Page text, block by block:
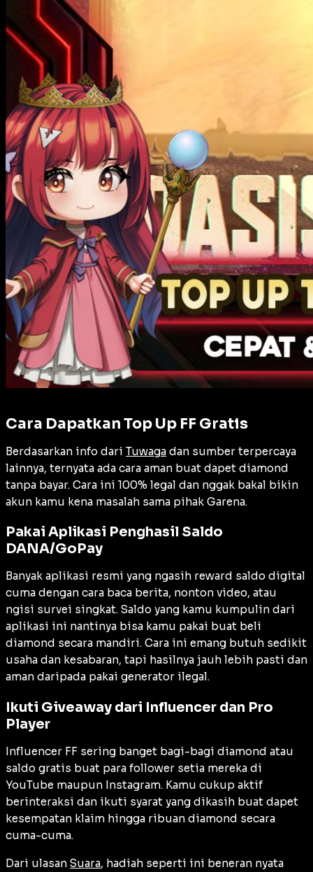
Cara Dapatkan Top Up FF Gratis
Berdasarkan info dari Tuwaga dan sumber terpercaya
lainnya, ternyata ada cara aman buat dapet diamond
tanpa bayar. Cara ini 100% legal dan nggak bakal bikin
akun kamu kena masalah sama pihak Garena.
Pakai Aplikasi Penghasil Saldo
DANA/GoPay
Banyak aplikasi resmi yang ngasih reward saldo digital
cuma dengan cara baca berita, nonton video, atau
ngisi survei singkat. Saldo yang kamu kumpulin dari
aplikasi ini nantinya bisa kamu pakai buat beli
diamond secara mandiri. Cara ini emang butuh sedikit
usaha dan kesabaran, tapi hasilnya jauh lebih pasti dan
aman daripada pakai generator ilegal.
Ikuti Giveaway dari Influencer dan Pro
Player
Influencer FF sering banget bagi-bagi diamond atau
saldo gratis buat para follower setia mereka di
YouTube maupun Instagram. Kamu cukup aktif
berinteraksi dan ikuti syarat yang dikasih buat dapet
kesempatan klaim hingga ribuan diamond secara
cuma-cuma.
Dari ulasan Suara, hadiah seperti ini beneran nyata